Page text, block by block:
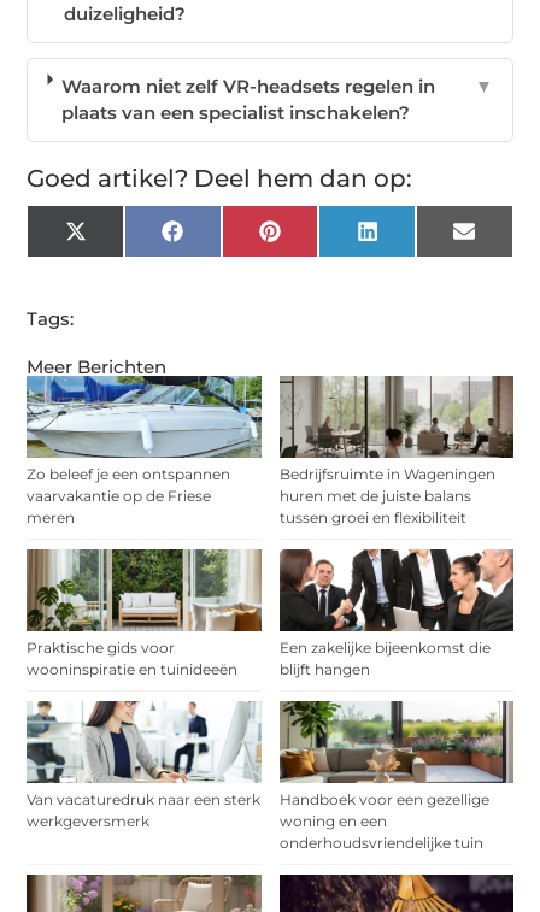
Meer Berichten
Zo beleef je een ontspannen
vaarvakantie op de Friese
meren
Bedrijfsruimte in Wageningen
huren met de juiste balans
tussen groei en flexibiliteit
Praktische gids voor
wooninspiratie en tuinideeën
Een zakelijke bijeenkomst die
blijft hangen
Van vacaturedruk naar een sterk
werkgeversmerk
Handboek voor een gezellige
woning en een
onderhoudsvriendelijke tuin
duizeligheid?
Waarom niet zelf VR-headsets regelen in
plaats van een specialist inschakelen?
▼
Goed artikel? Deel hem dan op:
X
(Twitter)
FacebookPinterest LinkedIn Email
Tags: